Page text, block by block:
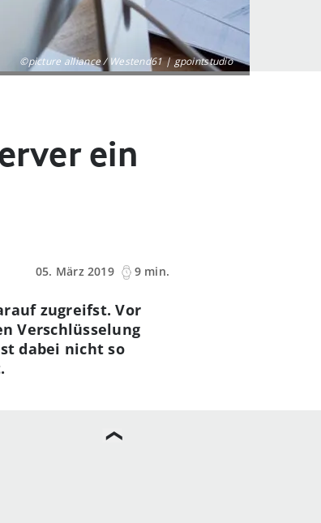
©picture alliance / Westend61 | gpointstudio
ein
05. März 2019
9 min.
zugreifst. Vor
Verschlüsselung
dabei nicht so